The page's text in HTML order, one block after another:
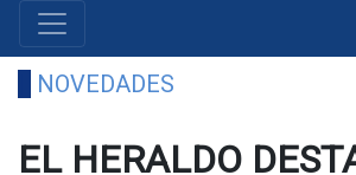
NOVEDADES
EL HERALDO